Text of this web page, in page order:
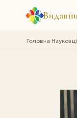
Головна›